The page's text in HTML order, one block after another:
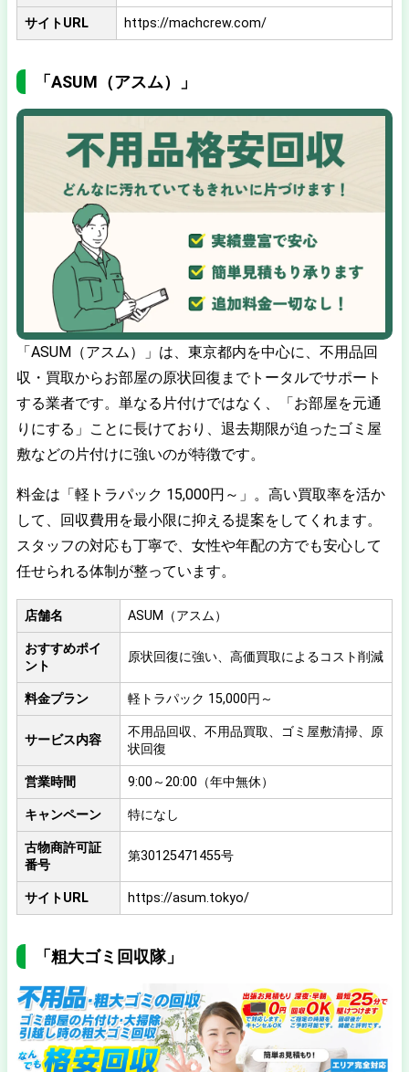
サイトURL https://machcrew.com/
「ASUM（アスム）」
「ASUM（アスム）」は、東京都内を中心に、不用品回
収・買取からお部屋の原状回復までトータルでサポート
する業者です。単なる片付けではなく、「お部屋を元通
りにする」ことに長けており、退去期限が迫ったゴミ屋
敷などの片付けに強いのが特徴です。
料金は「軽トラパック 15,000円～」。高い買取率を活か
して、回収費用を最小限に抑える提案をしてくれます。
スタッフの対応も丁寧で、女性や年配の方でも安心して
任せられる体制が整っています。
店舗名 ASUM（アスム）
おすすめポイ
ント
原状回復に強い、高価買取によるコスト削減
料金プラン 軽トラパック 15,000円～
サービス内容
不用品回収、不用品買取、ゴミ屋敷清掃、原
状回復
営業時間 9:00～20:00（年中無休）
キャンペーン 特になし
古物商許可証
番号
第30125471455号
サイトURL https://asum.tokyo/
「粗大ゴミ回収隊」